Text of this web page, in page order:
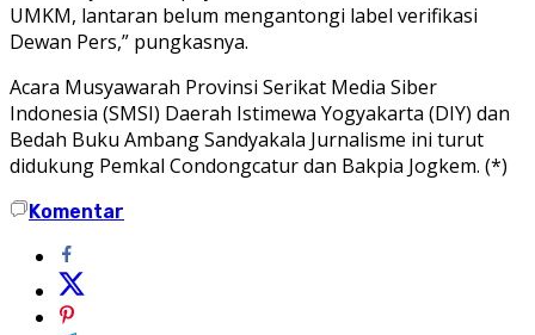
UMKM, lantaran belum mengantongi label verifikasi
Dewan Pers,” pungkasnya.
Acara Musyawarah Provinsi Serikat Media Siber
Indonesia (SMSI) Daerah Istimewa Yogyakarta (DIY) dan
Bedah Buku Ambang Sandyakala Jurnalisme ini turut
didukung Pemkal Condongcatur dan Bakpia Jogkem. (*)
Komentar